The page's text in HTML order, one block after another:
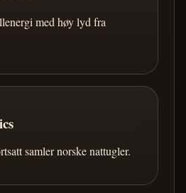
med høy lyd fra
samler norske nattugler.